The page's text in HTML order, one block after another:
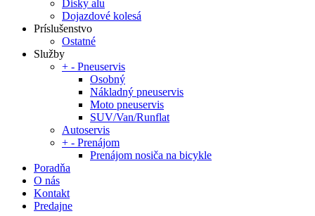
Disky alu
Dojazdové kolesá
Príslušenstvo
Ostatné
Služby
+ - Pneuservis
Osobný
Nákladný pneuservis
Moto pneuservis
SUV/Van/Runflat
Autoservis
+ - Prenájom
Prenájom nosiča na bicykle
Poradňa
O nás
Kontakt
Predajne